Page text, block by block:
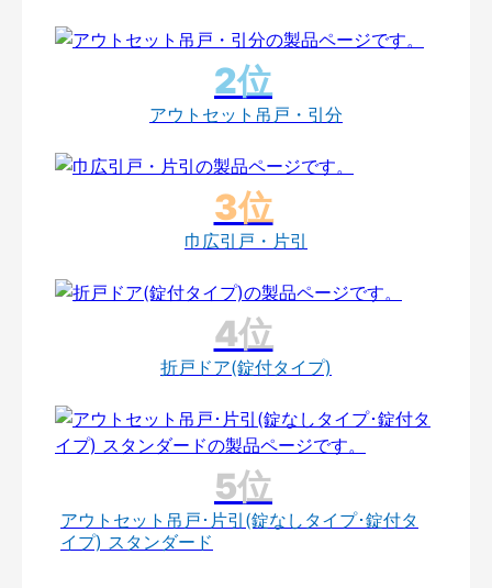
アウトセット吊戸・引分
巾広引戸・片引
折戸ドア(錠付タイプ)
アウトセット吊戸･片引(錠なしタイプ･錠付タ
イプ) スタンダード